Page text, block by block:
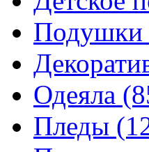
Подушки
Одеяла
Пледы